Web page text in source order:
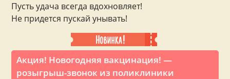
Акция! Новогодняя вакцинация! —
розыгрыш-звонок из поликлиники
Пусть удача всегда вдохновляет!
Не придется пускай унывать!